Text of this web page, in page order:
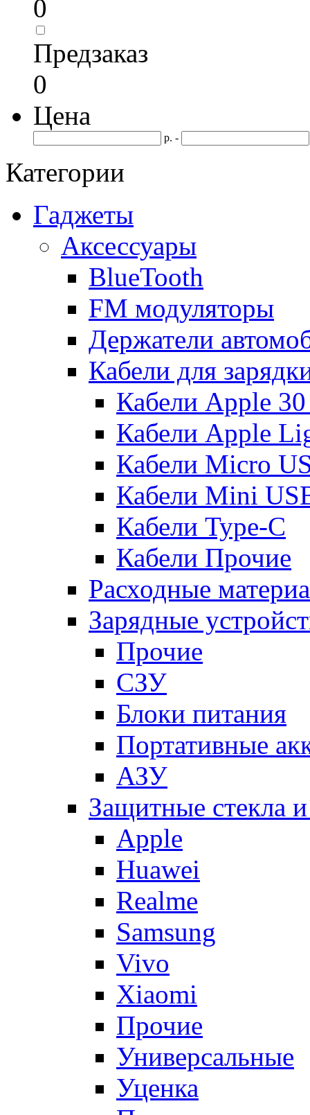
0
Предзаказ
0
Цена
р. -
Категории
Гаджеты
Аксессуары
BlueTooth
FM модуляторы
Держатели
Кабели для
Кабели Apple
Кабели Apple
Кабели Micro
Кабели Mini
Кабели Type-C
Кабели Прочие
Расходные
Зарядные
Прочие
СЗУ
Блоки питания
Портативные
АЗУ
Защитные стекла
Apple
Huawei
Realme
Samsung
Vivo
Xiaomi
Прочие
Универсальные
Уценка